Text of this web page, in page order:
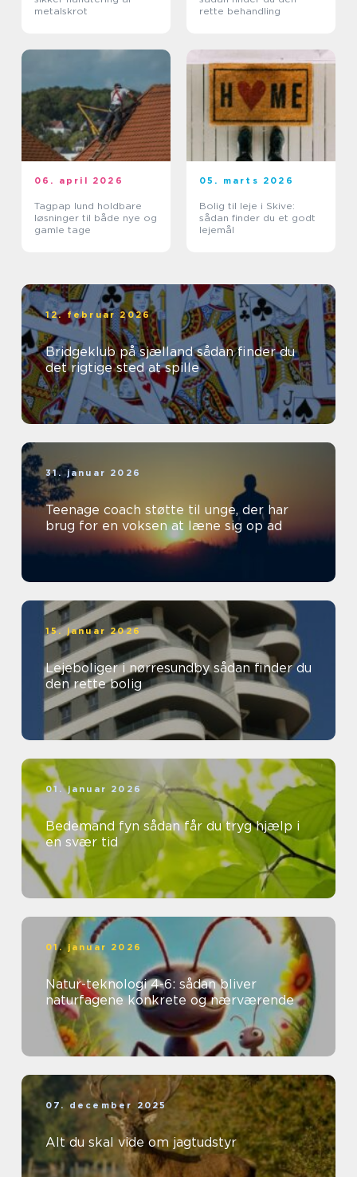
metalskrot
rette behandling
06. april 2026
Tagpap lund holdbare
løsninger til både nye og
gamle tage
05. marts 2026
Bolig til leje i Skive:
sådan finder du et godt
lejemål
12. februar 2026
Bridgeklub på sjælland sådan finder du
det rigtige sted at spille
31. januar 2026
Teenage coach støtte til unge, der har
brug for en voksen at læne sig op ad
15. januar 2026
Lejeboliger i nørresundby sådan finder du
den rette bolig
01. januar 2026
Bedemand fyn sådan får du tryg hjælp i
en svær tid
01. januar 2026
Natur-teknologi 4-6: sådan bliver
naturfagene konkrete og nærværende
07. december 2025
Alt du skal vide om jagtudstyr